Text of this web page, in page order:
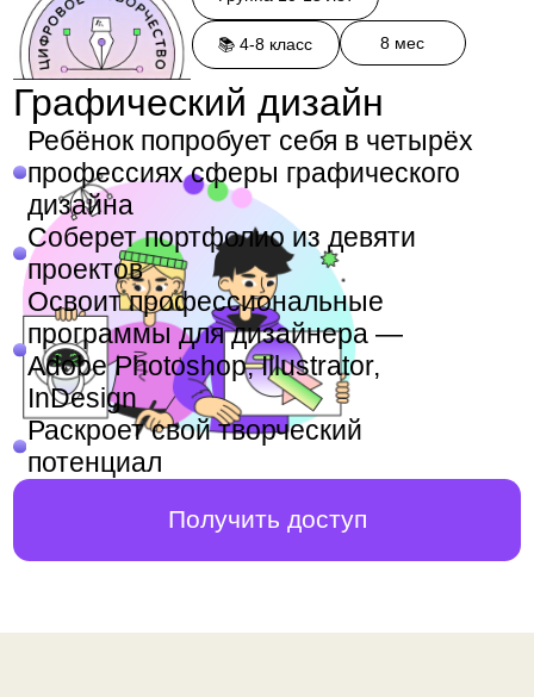
Графический дизайн
Ребёнок попробует себя в четырёх
профессиях сферы графического
дизайна
Соберет портфолио из девяти
проектов
Освоит профессиональные
программы для дизайнера —
Adobe Photoshop, Illustrator,
InDesign
Раскроет свой творческий
потенциал
Получить доступ
которые